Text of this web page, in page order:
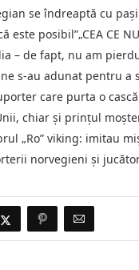
se îndreaptă cu
este posibil”„CEA CE
– de fapt, nu am
s-au adunat pentru
care purta o
chiar şi prinţul
„Ro” viking: imitau
norvegieni şi